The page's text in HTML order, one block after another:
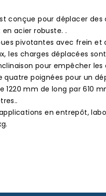
conçue pour déplacer des
acier robuste. .
pivotantes avec frein et
les charges déplacées
pour empêcher
poignées pour un
1220 mm de long par
en entrepôt,